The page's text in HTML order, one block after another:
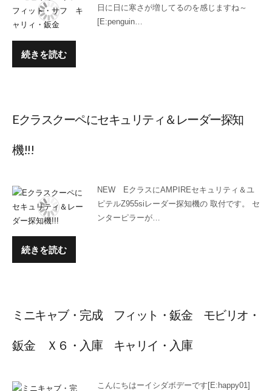
日に日に寒さが増してるのを感じますね～
[E:penguin…
続きを読む
Eクラスクーペにセキュリティ＆レーダー探知
機!!!
NEW EクラスにAMPIREセキュリティ＆ユ
ピテルZ955siレーダー探知機の 取付です。 セ
ンターピラーが…
続きを読む
ミニキャブ・完成 フィット・鈑金 モビリオ・
鈑金 Ｘ６・入庫 キャリイ・入庫
こんにちはーイシダボデーです[E:happy01]